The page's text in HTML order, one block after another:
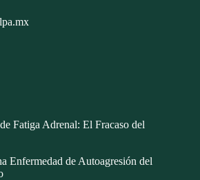
Fatiga Adrenal: El Fracaso del
Enfermedad de Autoagresión del